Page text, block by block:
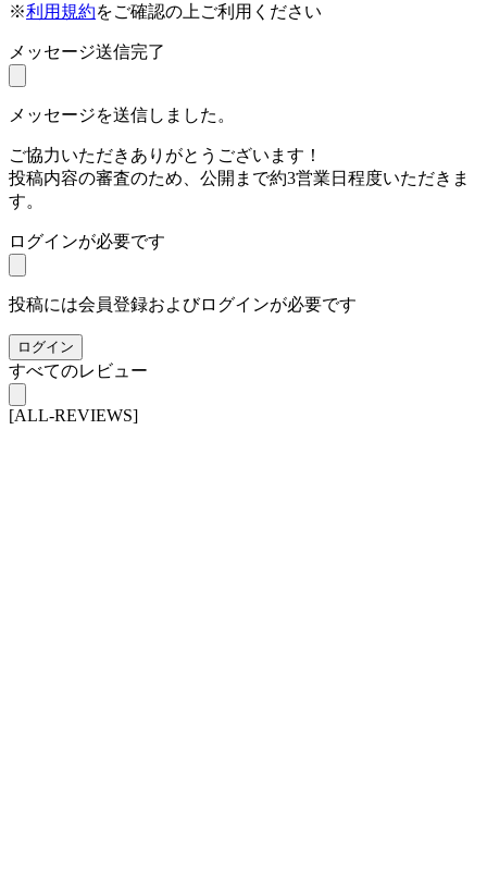
※利用規約をご確認の上ご利用ください
メッセージ送信完了
メッセージを送信しました。
ご協力いただきありがとうございます！
投稿内容の審査のため、公開まで約3営業日程度いただきま
す。
ログインが必要です
投稿には会員登録およびログインが必要です
ログイン
すべてのレビュー
[ALL-REVIEWS]